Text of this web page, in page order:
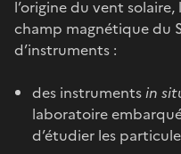
l’origine du vent
champ magnétique du
d’instruments :
des instrumentsin
laboratoire
d’étudier les